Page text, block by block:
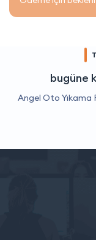
bugüne
Angel Oto Yıkama